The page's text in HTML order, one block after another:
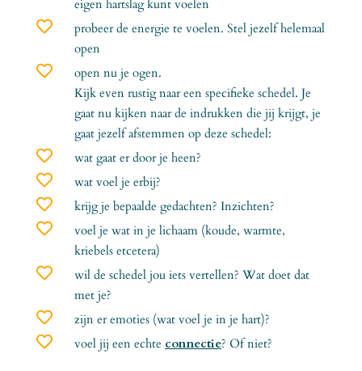
eigen hartslag kunt voelen

probeer de energie te voelen. Stel jezelf helemaal
open

open nu je ogen.
Kijk even rustig naar een specifieke schedel. Je
gaat nu kijken naar de indrukken die jij krijgt, je
gaat jezelf afstemmen op deze schedel:
 wat gaat er door je heen?
 wat voel je erbij?
 krijg je bepaalde gedachten? Inzichten?

voel je wat in je lichaam (koude, warmte,
kriebels etcetera)

wil de schedel jou iets vertellen? Wat doet dat
met je?
 zijn er emoties (wat voel je in je hart)?
 voel jij een echte connectie? Of niet?